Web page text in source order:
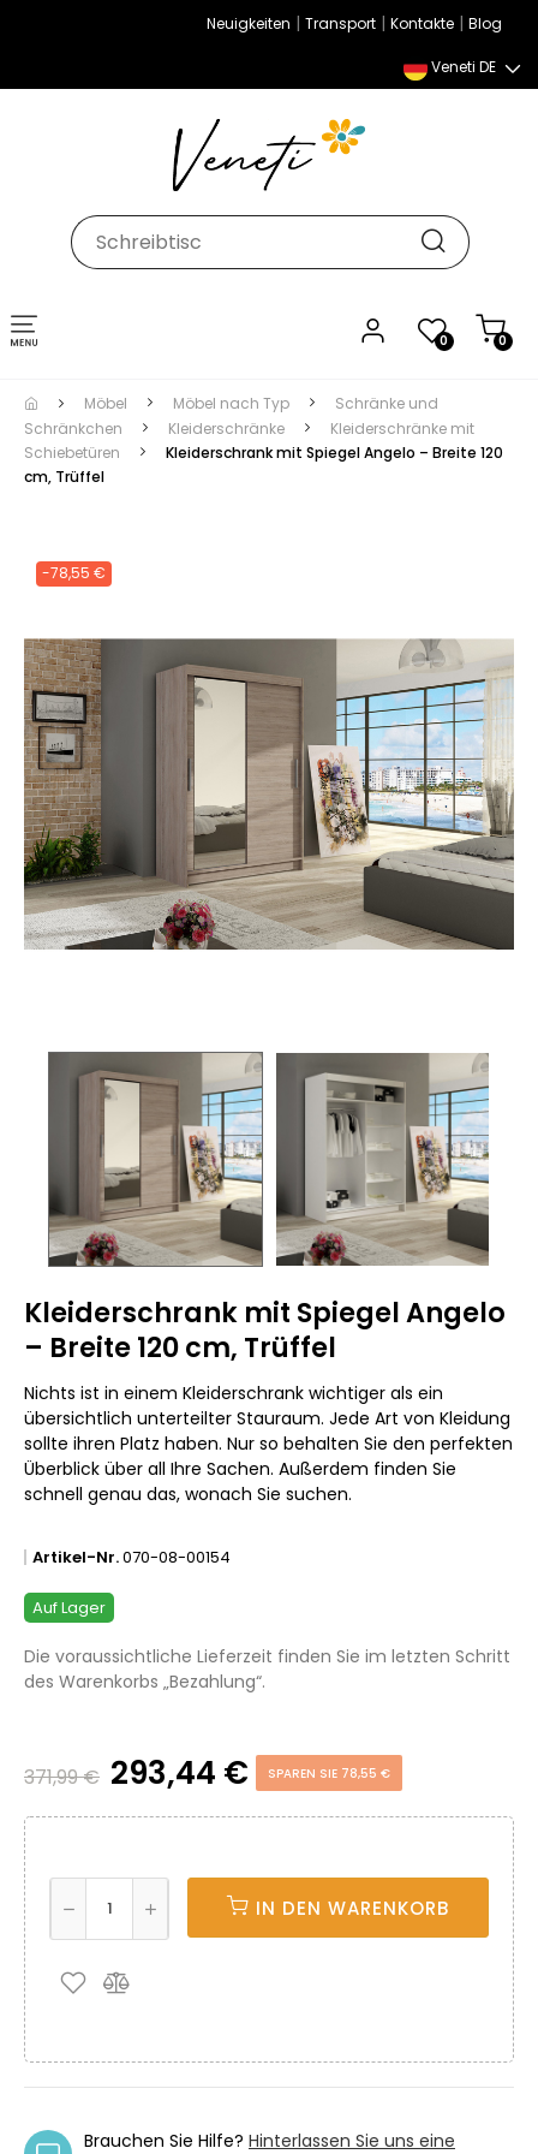
Neuigkeiten | Transport | Kontakte | Blog
Veneti DE
0 0
Umschalten
der
Navigation
Möbel Möbel nach Typ
Schränke und
Schränkchen
Kleiderschränke
Kleiderschränke mit
Schiebetüren
Kleiderschrank mit Spiegel Angelo – Breite 120
cm, Trüffel
-78,55 €
Kleiderschrank mit Spiegel Angelo
– Breite 120 cm, Trüffel
Nichts ist in einem Kleiderschrank wichtiger als ein
übersichtlich unterteilter Stauraum. Jede Art von Kleidung
sollte ihren Platz haben. Nur so behalten Sie den perfekten
Überblick über all Ihre Sachen. Außerdem finden Sie
schnell genau das, wonach Sie suchen.
Artikel-Nr.070-08-00154
Auf Lager
Die voraussichtliche Lieferzeit finden Sie im letzten Schritt
des Warenkorbs „Bezahlung“.
371,99 € 293,44 € SPAREN SIE 78,55 €
IN DEN WARENKORB
Brauchen Sie Hilfe? Hinterlassen Sie uns eine